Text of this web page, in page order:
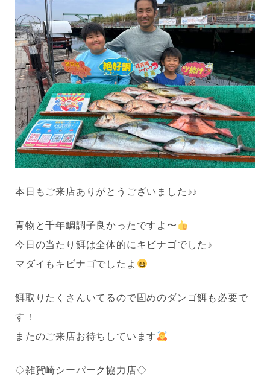
本日もご来店ありがとうございました♪♪
青物と千年鯛調子良かったですよ〜
今日の当たり餌は全体的にキビナゴでした♪
マダイもキビナゴでしたよ
餌取りたくさんいてるので固めのダンゴ餌も必要で
す！
またのご来店お待ちしています
◇雑賀崎シーパーク協力店◇